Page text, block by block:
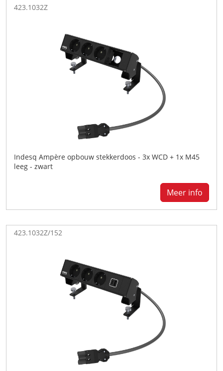
423.1032Z
Indesq Ampère opbouw stekkerdoos - 3x WCD + 1x M45
leeg - zwart
Meer info
423.1032Z/152